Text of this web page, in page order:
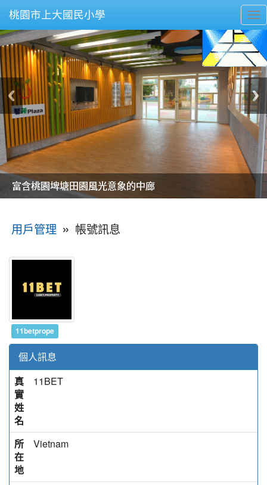
桃園市上大國民小學
美麗的操場是我們活力的來源
美麗的操場是我們活力的來源
煥然一新的小司令台
煥然一新的小司令台
富含桃園埤塘田園風光意象的中廊
富含桃園埤塘田園風光意象的中廊
嶄新的中庭廣場
嶄新的中庭廣場
水生池生生不息
水生池生生不息
用戶管理 » 帳號訊息
11betprope
個人訊息
真
實
姓
名
11BET
所
在
地
Vietnam